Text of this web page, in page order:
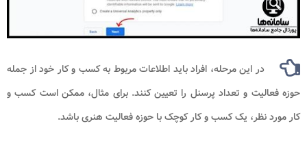
در این مرحله، افراد باید اطلاعات مربوط به کسب و کار خود از جمله
حوزه فعالیت و تعداد پرسنل را تعیین کنند. برای مثال، ممکن است کسب و
کار مورد نظر، یک کسب و کار کوچک با حوزه فعالیت هنری باشد.